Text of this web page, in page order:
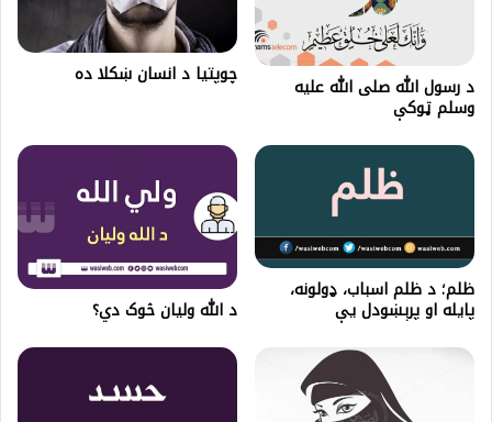
د رسول الله صلی الله عليه
وسلم ټوكې
چوپتيا د انسان ښکلا ده
ظلم؛ د ظلم اسباب، ډولونه،
پایله او پرېښودل یې د الله وليان څوک دي؟